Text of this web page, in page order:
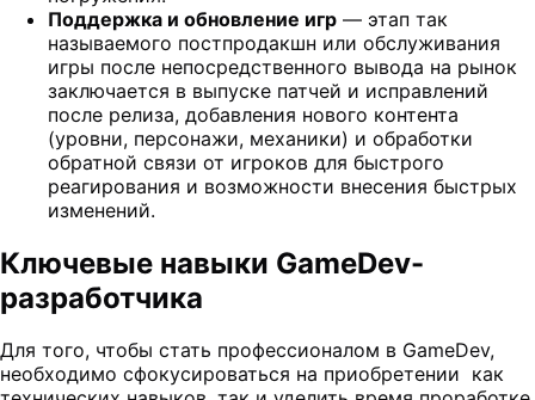
Поддержка и обновление игр — этап так
называемого постпродакшн или обслуживания
игры после непосредственного вывода на рынок
заключается в выпуске патчей и исправлений
после релиза, добавления нового контента
(уровни, персонажи, механики) и обработки
обратной связи от игроков для быстрого
реагирования и возможности внесения быстрых
изменений.
Ключевые навыки GameDev-
разработчика
Для того, чтобы стать профессионалом в GameDev,
необходимо сфокусироваться на приобретении как